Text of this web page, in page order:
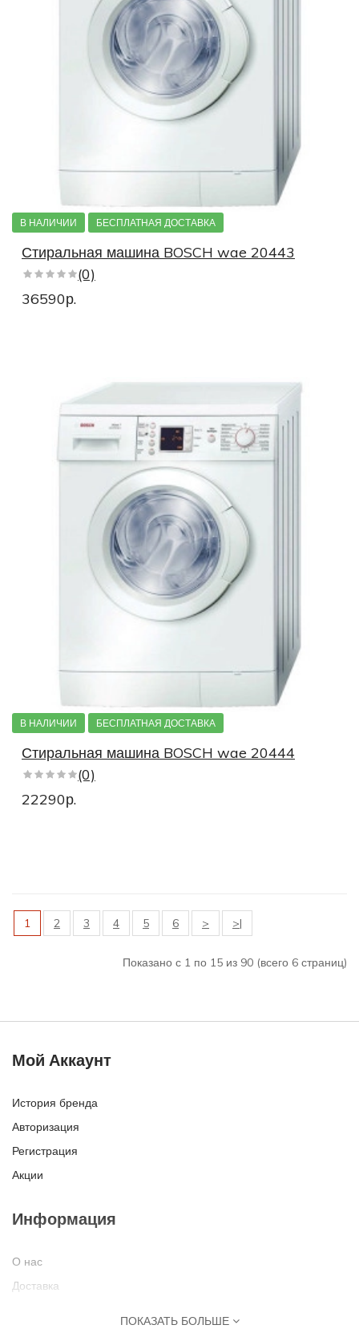
В НАЛИЧИИ БЕСПЛАТНАЯ ДОСТАВКА
Стиральная машина BOSCH wae 20443
(0)
36590р.
В НАЛИЧИИ БЕСПЛАТНАЯ ДОСТАВКА
Стиральная машина BOSCH wae 20444
(0)
22290р.
1 2 3 4 5 6 > >|
Показано с 1 по 15 из 90 (всего 6 страниц)
Мой Аккаунт
История бренда
Авторизация
Регистрация
Акции
Информация
О нас
Доставка
ПОКАЗАТЬ БОЛЬШЕ